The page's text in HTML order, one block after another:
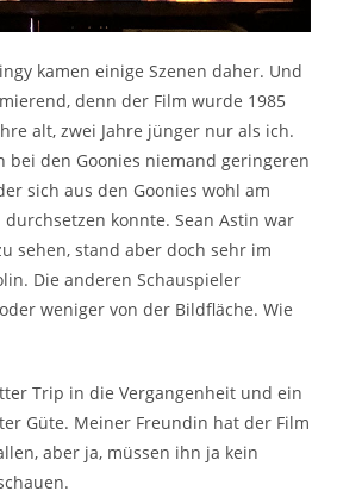
kamen einige Szenen daher. Und
denn der Film wurde 1985
alt, zwei Jahre jünger nur als ich.
bei den Goonies niemand geringeren
sich aus den Goonies wohl am
konnte. Sean Astin war
sehen, stand aber doch sehr im
Die anderen Schauspieler
weniger von der Bildfläche. Wie
Trip in die Vergangenheit und ein
Güte. Meiner Freundin hat der Film
aber ja, müssen ihn ja kein